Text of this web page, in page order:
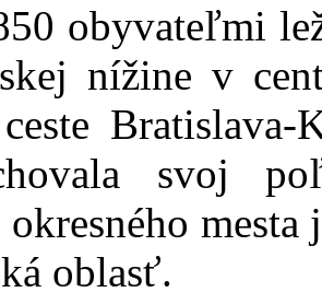
obyvateľmi
nížine v
svoj
oblasť.